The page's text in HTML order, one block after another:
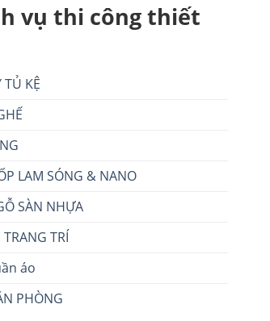
vụ thi công thiết
TỦ KỆ
LAM SÓNG & NANO
SÀN NHỰA
TRÍ
áo
PHÒNG